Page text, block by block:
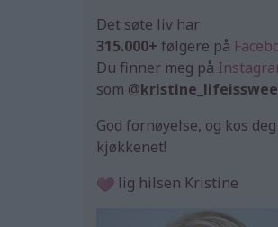
Det søte liv har
315.000+ følgere på
Du finner meg på
som @
God fornøyelse, og kos
kjøkkenet!
lig hilsen Kristine